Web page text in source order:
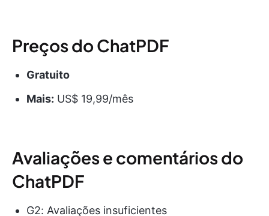
Preços do ChatPDF
Gratuito
Mais: US$ 19,99/mês
Avaliações e comentários do
ChatPDF
G2: Avaliações insuficientes